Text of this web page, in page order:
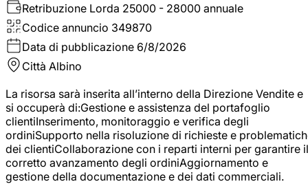
Retribuzione Lorda 25000 - 28000 annuale
Codice annuncio 349870
Data di pubblicazione 6/8/2026
Città Albino
La risorsa sarà inserita all’interno della Direzione Vendite e
si occuperà di:Gestione e assistenza del portafoglio
clientiInserimento, monitoraggio e verifica degli
ordiniSupporto nella risoluzione di richieste e
dei clientiCollaborazione con i reparti interni per garantire il
corretto avanzamento degli ordiniAggiornamento e
gestione della documentazione e dei dati commerciali.